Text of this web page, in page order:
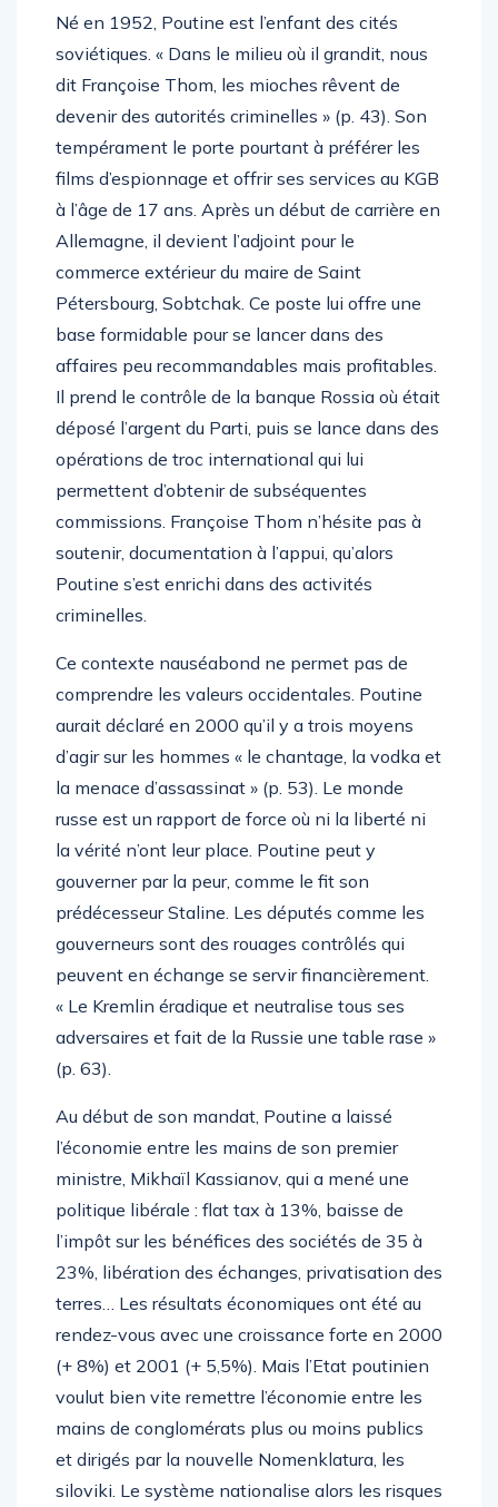
Né en 1952, Poutine est l’enfant des cités
soviétiques. « Dans le milieu où il grandit, nous
dit Françoise Thom, les mioches rêvent de
devenir des autorités criminelles » (p. 43). Son
tempérament le porte pourtant à préférer les
films d’espionnage et offrir ses services au KGB
à l’âge de 17 ans. Après un début de carrière en
Allemagne, il devient l’adjoint pour le
commerce extérieur du maire de Saint
Pétersbourg, Sobtchak. Ce poste lui offre une
base formidable pour se lancer dans des
affaires peu recommandables mais profitables.
Il prend le contrôle de la banque Rossia où était
déposé l’argent du Parti, puis se lance dans des
opérations de troc international qui lui
permettent d’obtenir de subséquentes
commissions. Françoise Thom n’hésite pas à
soutenir, documentation à l’appui, qu’alors
Poutine s’est enrichi dans des activités
criminelles.
Ce contexte nauséabond ne permet pas de
comprendre les valeurs occidentales. Poutine
aurait déclaré en 2000 qu’il y a trois moyens
d’agir sur les hommes « le chantage, la vodka et
la menace d’assassinat » (p. 53). Le monde
russe est un rapport de force où ni la liberté ni
la vérité n’ont leur place. Poutine peut y
gouverner par la peur, comme le fit son
prédécesseur Staline. Les députés comme les
gouverneurs sont des rouages contrôlés qui
peuvent en échange se servir financièrement.
« Le Kremlin éradique et neutralise tous ses
adversaires et fait de la Russie une table rase »
(p. 63).
Au début de son mandat, Poutine a laissé
l’économie entre les mains de son premier
ministre, Mikhaïl Kassianov, qui a mené une
politique libérale : flat tax à 13%, baisse de
l’impôt sur les bénéfices des sociétés de 35 à
23%, libération des échanges, privatisation des
terres… Les résultats économiques ont été au
rendez-vous avec une croissance forte en 2000
(+ 8%) et 2001 (+ 5,5%). Mais l’Etat poutinien
voulut bien vite remettre l’économie entre les
mains de conglomérats plus ou moins publics
et dirigés par la nouvelle Nomenklatura, les
siloviki. Le système nationalise alors les risques